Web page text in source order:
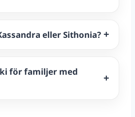
eller Sithonia?
för familjer med